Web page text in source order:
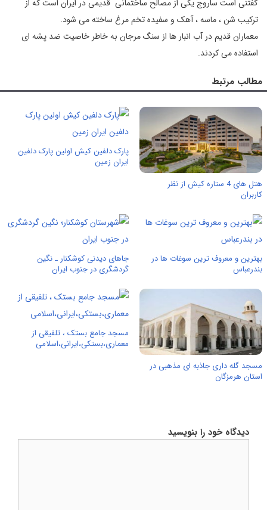
گفتنی است ساروج یکی از مصالح ساختمانی قدیمی در ایران است که از
ترکیب شن ، ماسه ، آهک و سفیده تخم مرغ ساخته می شود.
معماران قدیم در آب انبار ها از سنگ مرجان به خاطر خاصیت ضد پشه ای
استفاده می کردند.
مطالب مرتبط
هتل های 4 ستاره کیش از نظر
کاربران
پارک دلفین کیش اولین پارک دلفین
ایران زمین
بهترین و معروف ترین سوغات ها در
بندرعباس
جاهای دیدنی کوشکنار ـ نگین
گردشگری در جنوب ایران
مسجد گله داری جاذبه ای مذهبی در
استان هرمزگان
مسجد جامع بستک ، تلفیقی از
معماری،بستکی،ایرانی،اسلامی
دیدگاه خود را بنویسید